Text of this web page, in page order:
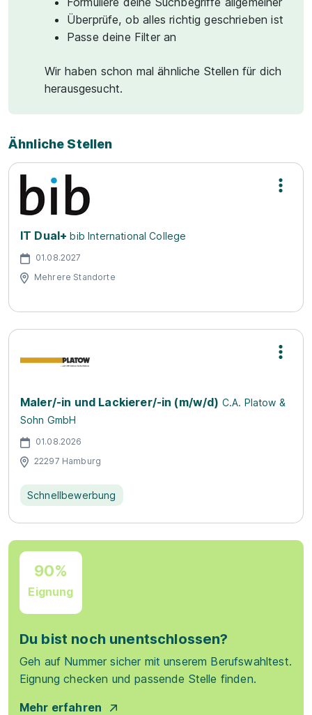
Überprüfe, ob alles richtig geschrieben ist
Passe deine Filter an
Wir haben schon mal ähnliche Stellen für dich
herausgesucht.
Ähnliche Stellen
IT Dual+ bib International College
01.08.2027
Mehrere Standorte
Maler/-in und Lackierer/-in (m/w/d) C.A. Platow &
Sohn GmbH
01.08.2026
22297 Hamburg
Schnellbewerbung
90%
Eignung
Du bist noch unentschlossen?
Geh auf Nummer sicher mit unserem Berufswahltest.
Eignung checken und passende Stelle finden.
Mehr erfahren